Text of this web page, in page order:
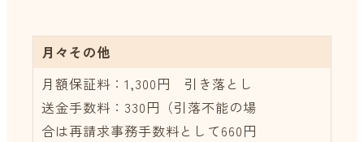
月々その他
月額保証料：1,300円 引き落とし
送金手数料：330円（引落不能の場
合は再請求事務手数料として660円